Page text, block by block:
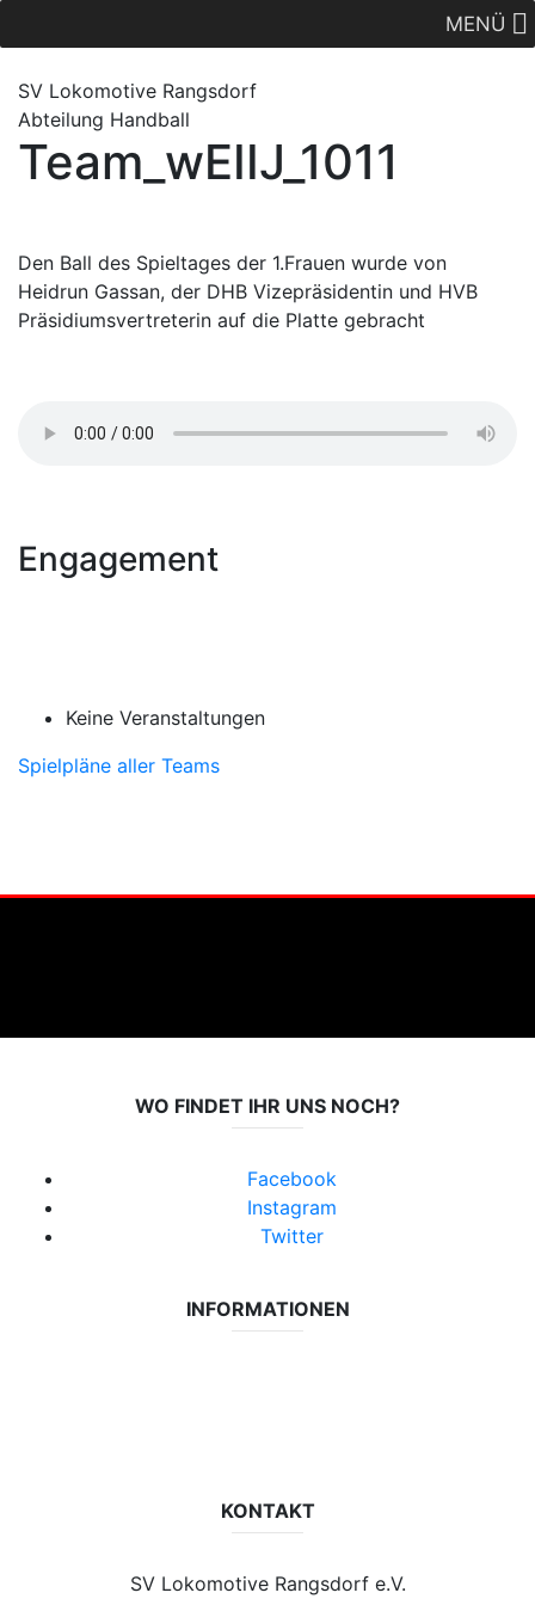
MENÜ
SV Lokomotive Rangsdorf
Abteilung Handball
Team_wEIIJ_1011
Den Ball des Spieltages der 1.Frauen wurde von
Heidrun Gassan, der DHB Vizepräsidentin und HVB
Präsidiumsvertreterin auf die Platte gebracht
Engagement
Keine Veranstaltungen
Spielpläne aller Teams
WO FINDET IHR UNS NOCH?
Facebook
Instagram
Twitter
INFORMATIONEN
KONTAKT
SV Lokomotive Rangsdorf e.V.